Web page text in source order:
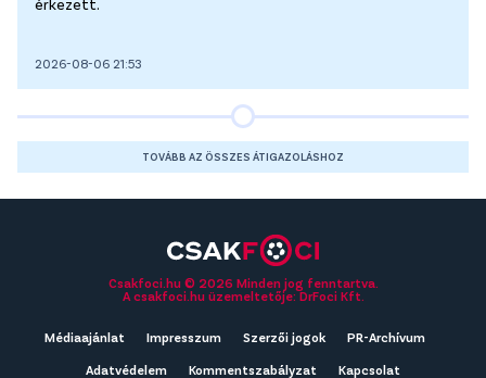
2026-08-06 21:53
TOVÁBB AZ ÖSSZES ÁTIGAZOLÁSHOZ
Csakfoci.hu © 2026 Minden jog fenntartva.
A csakfoci.hu üzemeltetője: DrFoci Kft.
Médiaajánlat Impresszum Szerzői jogok PR-Archívum
Adatvédelem Kommentszabályzat Kapcsolat